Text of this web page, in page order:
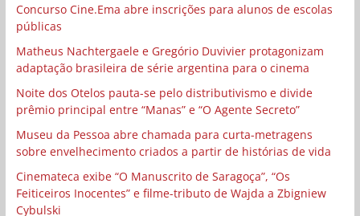
Concurso Cine.Ema abre inscrições para alunos de escolas
públicas
Matheus Nachtergaele e Gregório Duvivier protagonizam
adaptação brasileira de série argentina para o cinema
Noite dos Otelos pauta-se pelo distributivismo e divide
prêmio principal entre “Manas” e “O Agente Secreto”
Museu da Pessoa abre chamada para curta-metragens
sobre envelhecimento criados a partir de histórias de vida
Cinemateca exibe “O Manuscrito de Saragoça”, “Os
Feiticeiros Inocentes” e filme-tributo de Wajda a Zbigniew
Cybulski